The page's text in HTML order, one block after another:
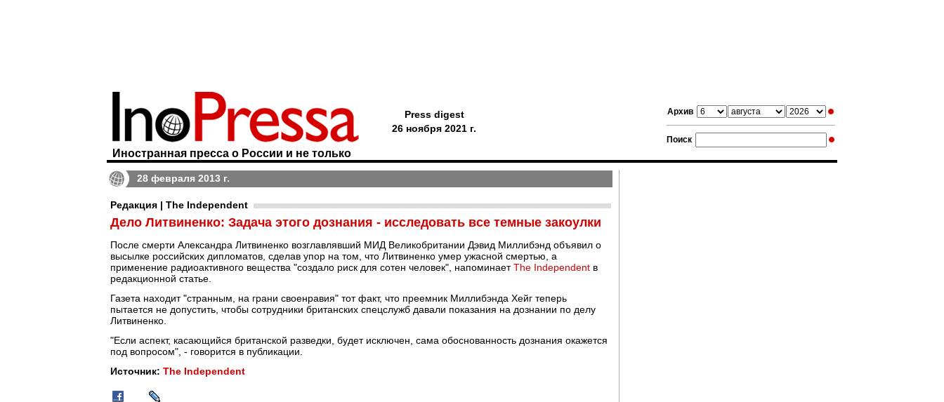
Архив
Поиск
Иностранная пресса о России и не только
Press digest
26 ноября 2021 г.
28 февраля 2013 г.
Редакция | The Independent
Дело Литвиненко: Задача этого дознания - исследовать все темные закоулки
После смерти Александра Литвиненко возглавлявший МИД Великобритании Дэвид Миллибэнд объявил о
высылке российских дипломатов, сделав упор на том, что Литвиненко умер ужасной смертью, а
применение радиоактивного вещества "создало риск для сотен человек", напоминаетThe Independent в
редакционной статье.
Газета находит "странным, на грани своенравия" тот факт, что преемник Миллибэнда Хейг теперь
пытается не допустить, чтобы сотрудники британских спецслужб давали показания на дознании по делу
Литвиненко.
"Если аспект, касающийся британской разведки, будет исключен, сама обоснованность дознания окажется
под вопросом", - говорится в публикации.
Источник: The Independent